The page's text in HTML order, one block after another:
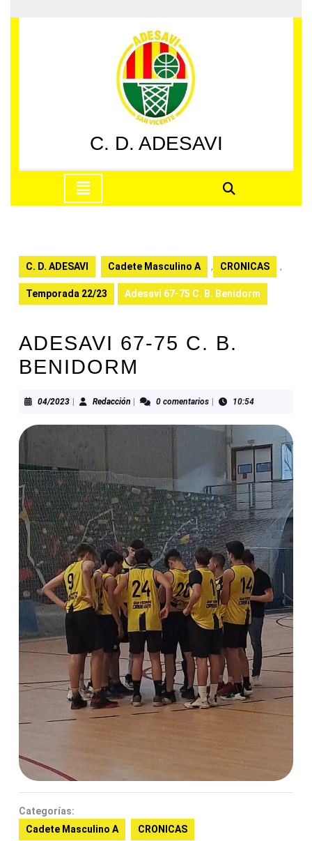
al
C. D. ADESAVI
apertura
C. D. ADESAVI Cadete Masculino A , CRONICAS ,
Temporada 22/23 Adesavi 67-75 C. B. Benidorm
ADESAVI 67-75 C. B.
BENIDORM
04/202304/2023RedacciónRedacción0 comentarios 10:54
Categorías:
Cadete Masculino A
CRONICAS